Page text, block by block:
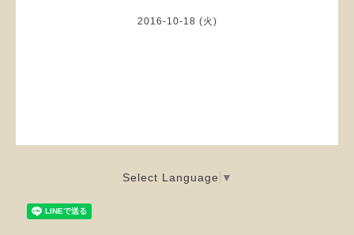
2016-10-18 (火)
Select Language ▼